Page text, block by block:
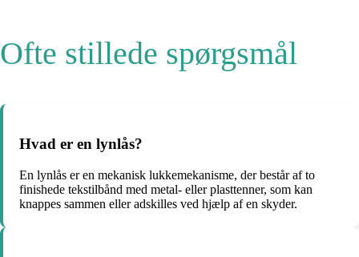
Ofte stillede spørgsmål
Hvad er en lynlås?
En lynlås er en mekanisk lukkemekanisme, der består af to
finishede tekstilbånd med metal- eller plasttenner, som kan
knappes sammen eller adskilles ved hjælp af en skyder.